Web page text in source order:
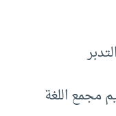
مجمع اللغة